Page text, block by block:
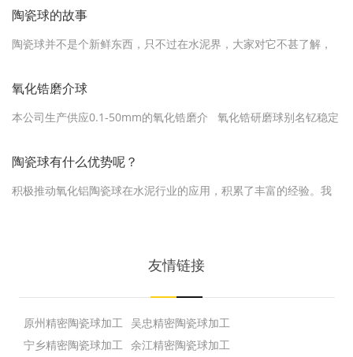
合。选择结合剂，要考虑以下因素： 1、结合剂能被粉料润湿是必要
剂的表面张力（yoc）大时，才能很好地润湿。 …
陶瓷球的故事
陶瓷球并不是个新鲜东西，只不过在水泥界，大家对它不甚了解，
应建陶和化工领域。有时候做为研磨介质，有时候作为填料和催化
杼，性能和技术参数更是天壤之别。 近一两年来，水泥行业有…
氧化锆磨介球
本公司生产供应0.1-50mm的氧化锆磨介 氧化锆研磨球别名钇稳定
度好，表面光滑，流动性高;具有珍珠般的光泽和光滑工作球面，内
细研磨介质氧化锆微珠是研磨介质中的理想产品。 &nbs…
陶瓷球有什么优势呢？
积极推动氧化铝陶瓷球在水泥行业的应用，积累了丰富的经验。我
友情链接
原州精密陶瓷球加工 吴忠精密陶瓷球加工
宁乡精密陶瓷球加工 余江精密陶瓷球加工